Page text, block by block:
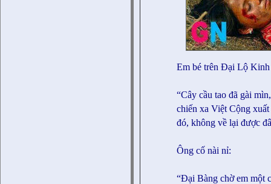
Em bé trên Đại Lộ
“Cây cầu tao đã gài
chiến xa Việt Cộng
đó, không về lại được
Ông cố nài nỉ:
“Đại Bàng chờ em một